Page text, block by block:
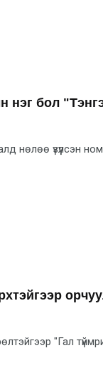
нэг бол
үзүүлсэн
"Гал